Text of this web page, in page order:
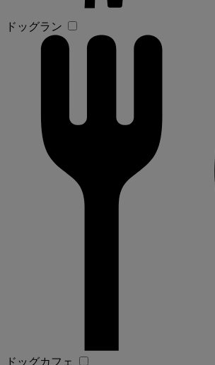
ドッグラン
ドッグカフェ